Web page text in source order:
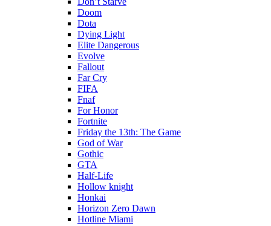
Doom
Dota
Dying Light
Elite Dangerous
Evolve
Fallout
Far Cry
FIFA
Fnaf
For Honor
Fortnite
Friday the 13th: The Game
God of War
Gothic
GTA
Half-Life
Hollow knight
Honkai
Horizon Zero Dawn
Hotline Miami